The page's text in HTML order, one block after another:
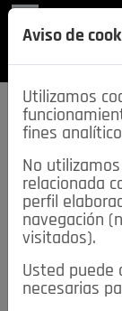
≡NOTICIAS
Aviso de
Utilizamos
fines
No
relacionada
perfil
navegación
visitados).
Usted puede
necesarias